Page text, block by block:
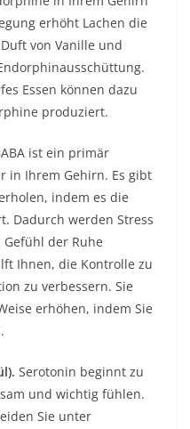
erhöht Lachen die
von Vanille und
Essen können dazu
produziert.
ist ein primär
in Ihrem Gehirn. Es gibt
indem es die
Dadurch werden Stress
der Ruhe
Ihnen, die Kontrolle zu
zu verbessern. Sie
erhöhen, indem Sie
Serotonin beginnt zu
und wichtig fühlen.
Sie unter